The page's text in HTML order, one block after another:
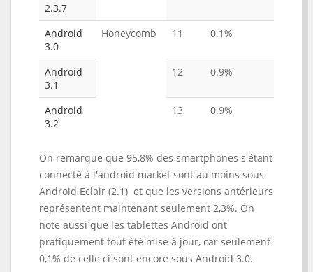
2.3.7
Android
3.0
Honeycomb 11 0.1%
Android
3.1
12 0.9%
Android
3.2
13 0.9%
On remarque que 95,8% des smartphones s'étant
connecté à l'android market sont au moins sous
Android Eclair (2.1) et que les versions antérieurs
représentent maintenant seulement 2,3%. On
note aussi que les tablettes Android ont
pratiquement tout été mise à jour, car seulement
0,1% de celle ci sont encore sous Android 3.0.